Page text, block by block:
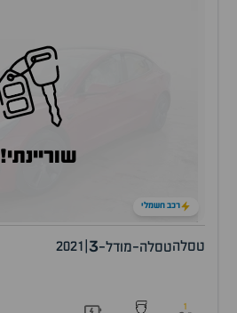
שוריינתי!
רכב חשמלי
טסלהטסלה-מודל-3
2021
1